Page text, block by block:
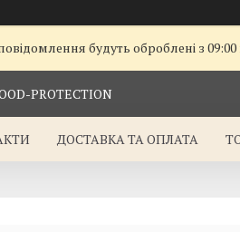
будуть оброблені з
PROTECTION
ДОСТАВКА ТА ОПЛАТА